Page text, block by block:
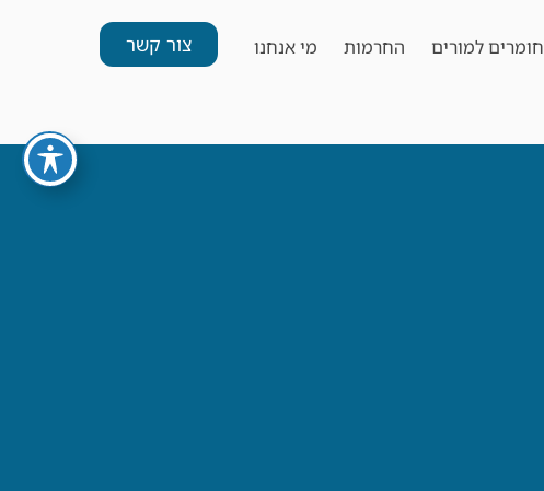
חומרים למורים החרמות מי אנחנו צור קשר